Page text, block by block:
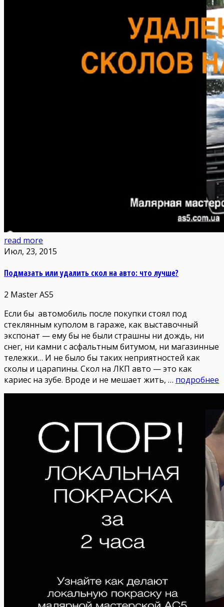
read more
Июл, 23, 2015
Подмазать или удалить скол на авто: что лучше?
2 Master AS5
Если бы автомобиль после покупки стоял под
стеклянным куполом в гараже, как выставочный
экспонат — ему бы не были страшны ни дождь, ни
снег, ни камни с асфальтным битумом, ни магазинные
тележки… И не было бы таких неприятностей как
сколы и царапины. Скол на ЛКП авто — это как
кариес на зубе. Вроде и не мешает жить, … подробнее